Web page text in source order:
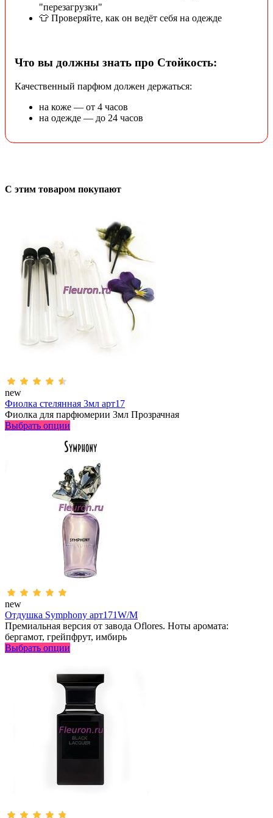
"перезагрузки"
👕 Проверяйте, как он ведёт себя на одежде
Что вы должны знать про Стойкость:
Качественный парфюм должен держаться:
на коже — от 4 часов
на одежде — до 24 часов
С этим товаром покупают
new
Фиолка стелянная 3мл арт17
Фиолка для парфюмерии 3мл Прозрачная
Выбрать опции
new
Отдушка Symphony арт171W/M
Премиальная версия от завода Oflores. Ноты аромата:
бергамот, грейпфрут, имбирь
Выбрать опции